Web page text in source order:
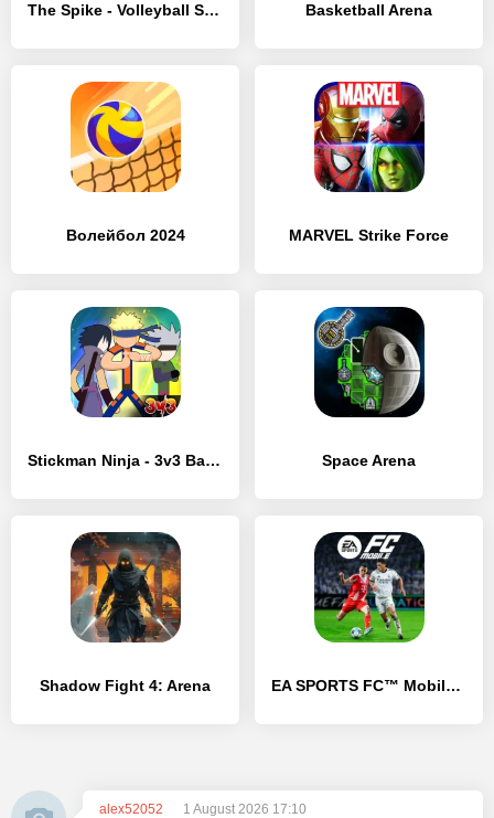
The Spike - Volleyball Story Basketball Arena
Волейбол 2024 MARVEL Strike Force
Stickman Ninja - 3v3 Battle Arena Space Arena
Shadow Fight 4: Arena EA SPORTS FC™ Mobile Футбол 26
alex52052
1 August 2026 17:10